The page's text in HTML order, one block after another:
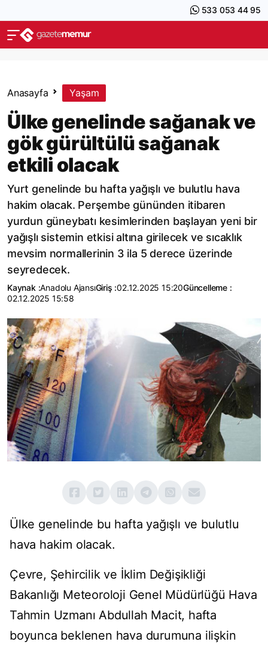
533 053 44 95
Anasayfa Yaşam
Ülke genelinde sağanak ve
gök gürültülü sağanak
etkili olacak
Yurt genelinde bu hafta yağışlı ve bulutlu hava
hakim olacak. Perşembe gününden itibaren
yurdun güneybatı kesimlerinden başlayan yeni bir
yağışlı sistemin etkisi altına girilecek ve sıcaklık
mevsim normallerinin 3 ila 5 derece üzerinde
seyredecek.
Kaynak :Anadolu AjansıGiriş :02.12.2025 15:20Güncelleme :
02.12.2025 15:58
Ülke genelinde bu hafta yağışlı ve bulutlu
hava hakim olacak.
Çevre, Şehircilik ve İklim Değişikliği
Bakanlığı Meteoroloji Genel Müdürlüğü Hava
Tahmin Uzmanı Abdullah Macit, hafta
boyunca beklenen hava durumuna ilişkin